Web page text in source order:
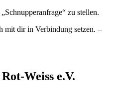
zu stellen.
mit dir in Verbindung setzen. –
Weiss e.V.